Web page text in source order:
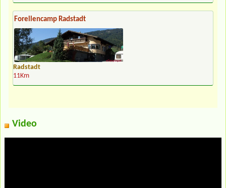
Forellencamp Radstadt
Radstadt
11Km
Video